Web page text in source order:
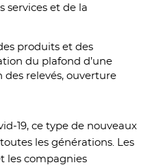
services et de la
produits et des
du plafond d’une
des relevés, ouverture
19, ce type de nouveaux
les générations. Les
les compagnies